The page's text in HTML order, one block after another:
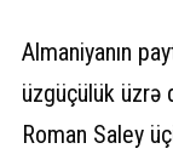
Almaniyanın
üzgüçülük üzrə
Roman Saley